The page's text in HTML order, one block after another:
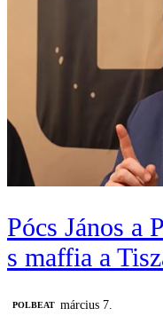
Pócs János a
s maffia a
‎POLBEAT március 7.